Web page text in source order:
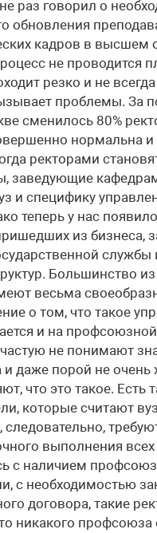
раз говорил о
обновления
кадров в высшем
не проводится
резко и не
проблемы. За
сменилось 80%
нормальна и
ректорами
заведующие
и специфику
теперь у нас
из бизнеса,
службы
Большинство из
весьма
о том, что такое
и на
не понимают
даже порой не очень
что это такое. Есть
которые считают
следовательно,
выполнения
с наличием
с необходимостью
договора, такие
никакого профсоюза